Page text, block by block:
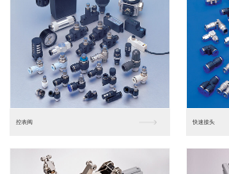
东莞松下PLC 松下人机界面